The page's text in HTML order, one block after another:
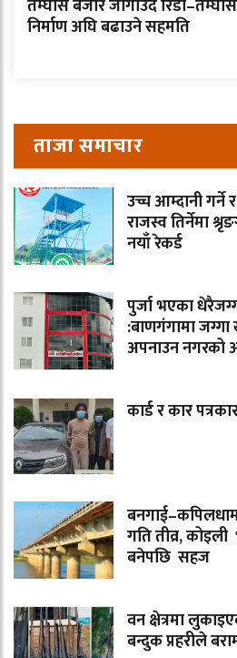
तम्घास बजार जोगाउँदै
निर्माण अघि बढाउने सहमति
ताजा समाचार
उच्च आम्दानी गर्ने
राजस्व तिर्नेमा
नयाँ रेकर्ड
पुर्जा भएका
:बाणगंगामा जग्गा
अपनाउन नगरको
कार्ड र कार
गति तीव्र,
बनेपछि सहज
वन क्षेत्रमा
बन्दुक प्रहरीले